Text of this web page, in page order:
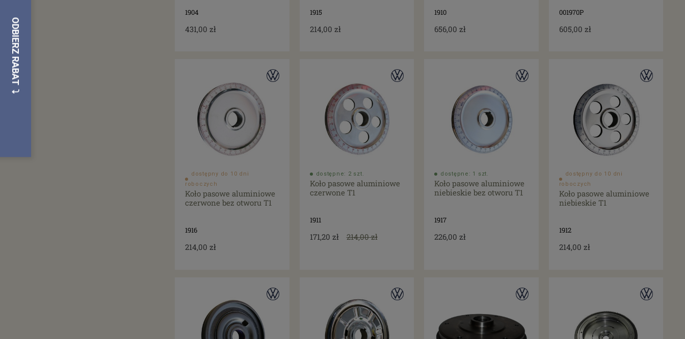
1904
431,00 zł
1915
214,00 zł
1910
656,00 zł
001970P
605,00 zł
dostępny do 10 dni
roboczych
Koło pasowe aluminiowe
czerwone bez otworu T1
1916
214,00 zł
dostępne: 2 szt.
Koło pasowe aluminiowe
czerwone T1
1911
171,20 zł 214,00 zł
dostępne: 1 szt.
Koło pasowe aluminiowe
niebieskie bez otworu T1
1917
226,00 zł
dostępny do 10 dni
roboczych
Koło pasowe aluminiowe
niebieskie T1
1912
214,00 zł